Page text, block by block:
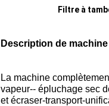
Filtre à
Description de
La machine
vapeur-- épluchage sec
et écraser-transport-